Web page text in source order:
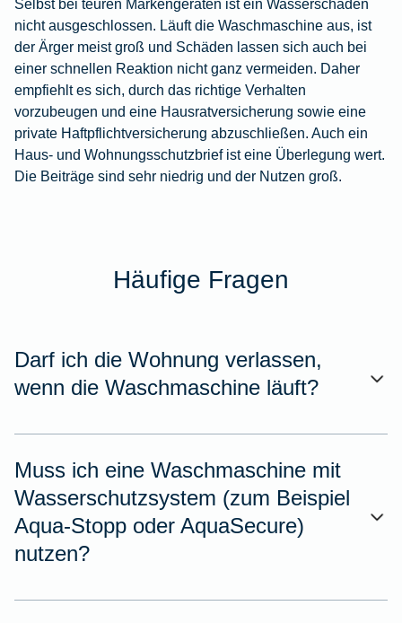
nicht ausgeschlossen. Läuft die Waschmaschine aus, ist
der Ärger meist groß und Schäden lassen sich auch bei
einer schnellen Reaktion nicht ganz vermeiden. Daher
empfiehlt es sich, durch das richtige Verhalten
vorzubeugen und eine Hausratversicherung sowie eine
private Haftpflichtversicherung abzuschließen. Auch ein
Haus- und Wohnungsschutzbriefist eine Überlegung wert.
Die Beiträge sind sehr niedrig und der Nutzen groß.
Häufige Fragen
Darf ich die Wohnung verlassen,
wenn die Waschmaschine läuft?
Muss ich eine Waschmaschine mit
Wasserschutzsystem (zum Beispiel
Aqua-Stopp oder AquaSecure)
nutzen?